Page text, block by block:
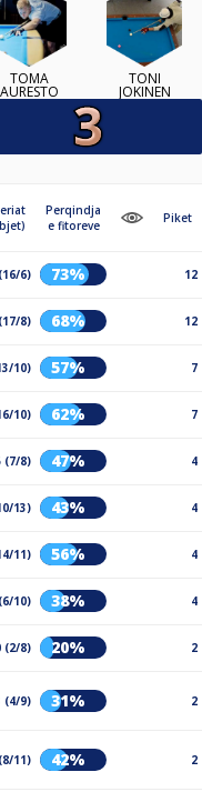
TOMA
AURESTO
TONI
JOKINEN
Perqindja
e fitoreve
Piket
6) 73% 12
8) 68% 12
10) 57% 7
10) 62% 7
(7/8) 47% 4
13) 43% 4
11) 56% 4
10) 38% 4
(2/8) 20% 2
(4/9) 31% 2
11) 42% 2